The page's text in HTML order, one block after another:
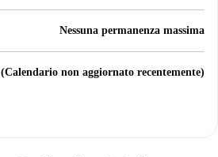
Nessuna permanenza massima
(Calendario non aggiornato recentemente)